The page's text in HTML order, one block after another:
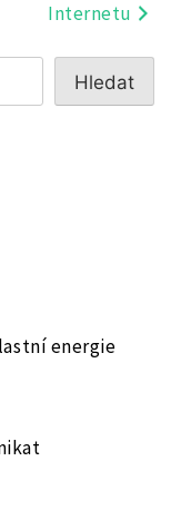
Internetu
Hledat
energie